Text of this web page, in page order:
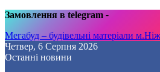
Замовлення в telegram -
Мегабуд – будівельні матеріали
Четвер, 6 Серпня 2026
Останні новини